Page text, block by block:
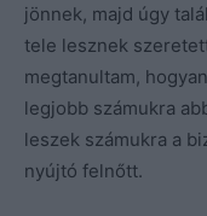
jönnek, majd úgy
tele lesznek
megtanultam,
legjobb számukra
leszek számukra a
nyújtó felnőtt.